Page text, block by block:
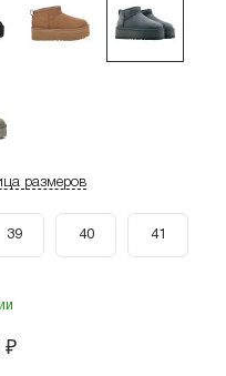
размеров
39 40 41
₽